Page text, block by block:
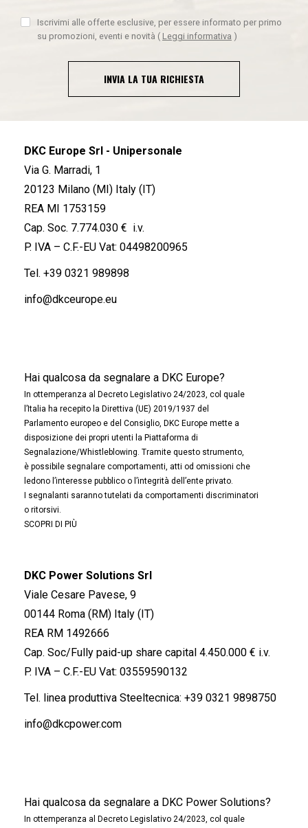
Iscrivimi alle offerte esclusive, per essere informato per primo
su promozioni, eventi e novità ( Leggi informativa )
INVIA LA TUA RICHIESTA
DKC Europe Srl - Unipersonale
Via G. Marradi, 1
20123 Milano (MI) Italy (IT)
REA MI 1753159
Cap. Soc. 7.774.030 € i.v.
P. IVA – C.F.-EU Vat: 04498200965
Tel. +39 0321 989898
info@dkceurope.eu
Hai qualcosa da segnalare a DKC Europe?
In ottemperanza al Decreto Legislativo 24/2023, col quale
l’Italia ha recepito la Direttiva (UE) 2019/1937 del
Parlamento europeo e del Consiglio, DKC Europe mette a
disposizione dei propri utenti la Piattaforma di
Segnalazione/Whistleblowing. Tramite questo strumento,
è possibile segnalare comportamenti, atti od omissioni che
ledono l’interesse pubblico o l’integrità dell’ente privato.
I segnalanti saranno tutelati da comportamenti discriminatori
o ritorsivi.
SCOPRI DI PIÙ
DKC Power Solutions Srl
Viale Cesare Pavese, 9
00144 Roma (RM) Italy (IT)
REA RM 1492666
Cap. Soc/Fully paid-up share capital 4.450.000 € i.v.
P. IVA – C.F.-EU Vat: 03559590132
Tel. linea produttiva Steeltecnica: +39 0321 9898750
info@dkcpower.com
Hai qualcosa da segnalare a DKC Power Solutions?
In ottemperanza al Decreto Legislativo 24/2023, col quale